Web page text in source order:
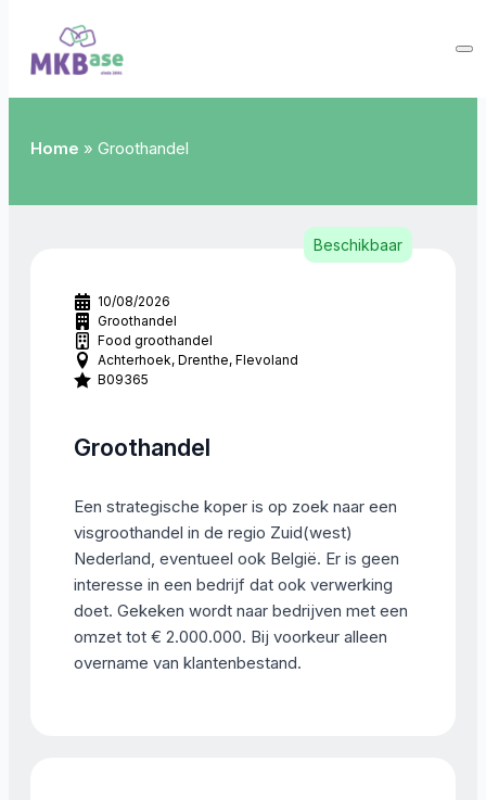
Home » Groothandel
10/08/2026
Groothandel
Food groothandel
Achterhoek Drenthe Flevoland
B09365
Groothandel
Een strategische koper is op zoek naar een
visgroothandel in de regio Zuid(west)
Nederland, eventueel ook België. Er is geen
interesse in een bedrijf dat ook verwerking
doet. Gekeken wordt naar bedrijven met een
omzet tot € 2.000.000. Bij voorkeur alleen
overname van klantenbestand.
Beschikbaar